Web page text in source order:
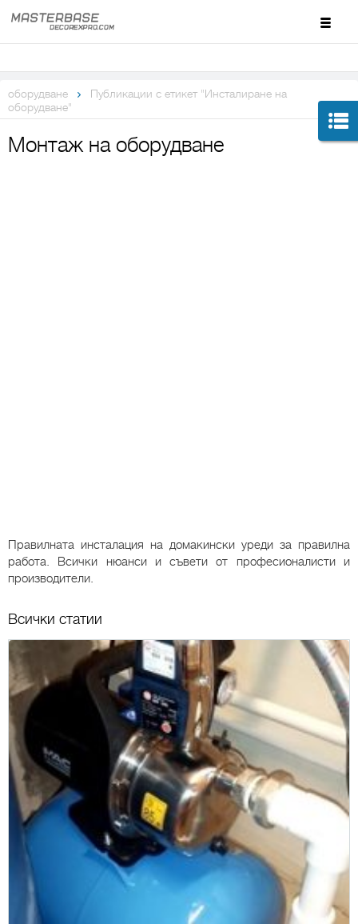
оборудване
Публикации с етикет "Инсталиране на
оборудване"
Монтаж на оборудване
Правилната инсталация на домакински уреди за правилна
работа. Всички нюанси и съвети от професионалисти и
производители.
Всички статии